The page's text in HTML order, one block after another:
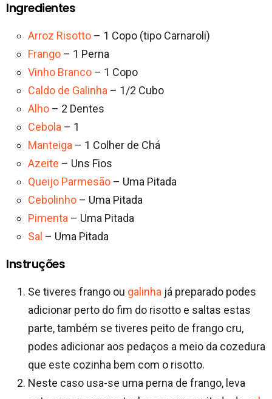
Ingredientes
Arroz Risotto – 1 Copo (tipo Carnaroli)
Frango – 1 Perna
Vinho Branco – 1 Copo
Caldo de Galinha – 1/2 Cubo
Alho – 2 Dentes
Cebola – 1
Manteiga – 1 Colher de Chá
Azeite – Uns Fios
Queijo Parmesão – Uma Pitada
Cebolinho – Uma Pitada
Pimenta – Uma Pitada
Sal – Uma Pitada
Instruções
Se tiveres frango ou galinha já preparado podes
adicionar perto do fim do risotto e saltas estas
parte, também se tiveres peito de frango cru,
podes adicionar aos pedaços a meio da cozedura
que este cozinha bem com o risotto.
Neste caso usa-se uma perna de frango, leva